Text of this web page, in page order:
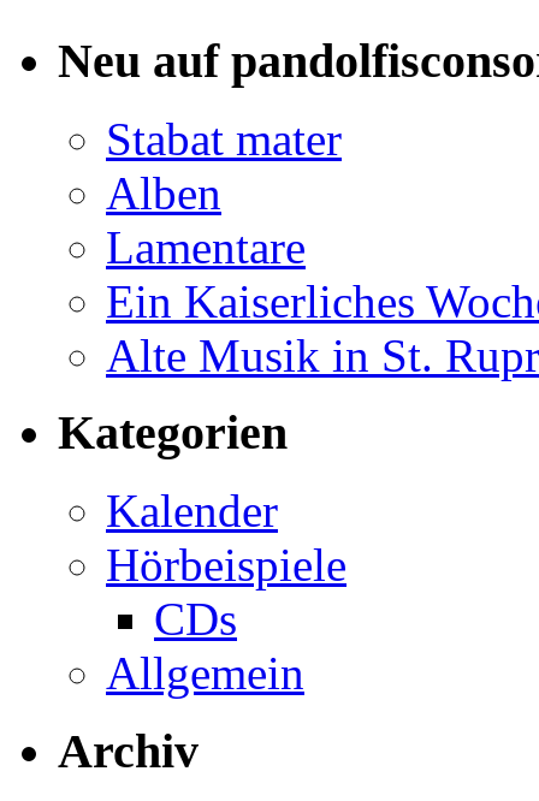
Neu auf
Stabat mater
Alben
Lamentare
Ein Kaiserliches
Alte Musik in St.
Kategorien
Kalender
Hörbeispiele
CDs
Allgemein
Archiv